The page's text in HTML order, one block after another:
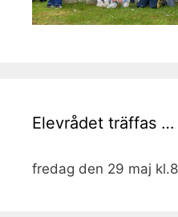
Elevrådet träffas …
fredag den 29 maj